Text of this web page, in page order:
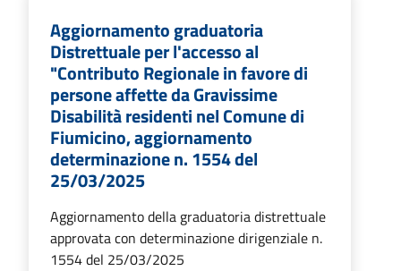
Aggiornamento graduatoria
Distrettuale per l'accesso al
"Contributo Regionale in favore di
persone affette da Gravissime
Disabilità residenti nel Comune di
Fiumicino, aggiornamento
determinazione n. 1554 del
25/03/2025
Aggiornamento della graduatoria distrettuale
approvata con determinazione dirigenziale n.
1554 del 25/03/2025